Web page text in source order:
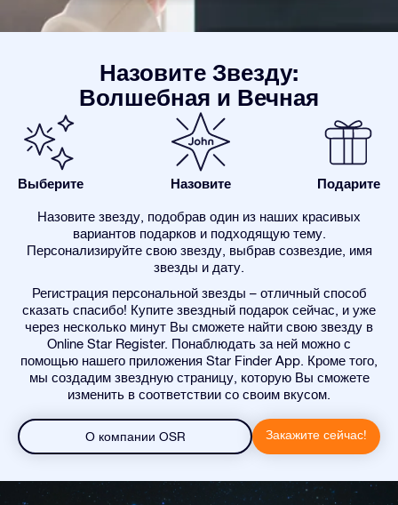
Назовите Звезду:
Волшебная и Вечная
Выберите Назовите Подарите
Назовите звезду, подобрав один из наших красивых
вариантов подарков и подходящую тему.
Персонализируйте свою звезду, выбрав созвездие, имя
звезды и дату.
Регистрация персональной звезды – отличный способ
сказать спасибо! Купите звездный подарок сейчас, и уже
через несколько минут Вы сможете найти свою звезду в
Online Star Register. Понаблюдать за ней можно с
помощью нашего приложения Star Finder App. Кроме того,
мы создадим звездную страницу, которую Вы сможете
изменить в соответствии со своим вкусом.
О компании OSR Закажите сейчас!